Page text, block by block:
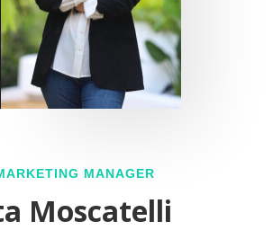
MANAGER
Moscatelli